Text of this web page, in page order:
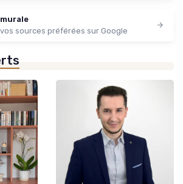
sources préférées sur Google